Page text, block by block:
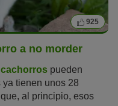
925
a no morder
cachorros pueden
ya tienen unos 28
al principio, esos